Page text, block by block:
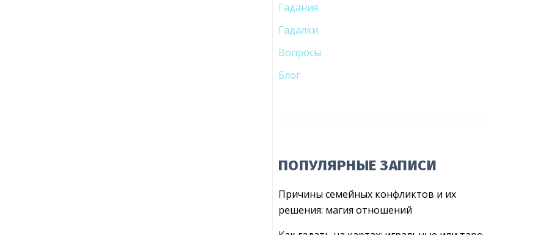
Гадания
Гадалки
Вопросы
Блог
ПОПУЛЯРНЫЕ ЗАПИСИ
Причины семейных конфликтов и их
решения: магия отношений